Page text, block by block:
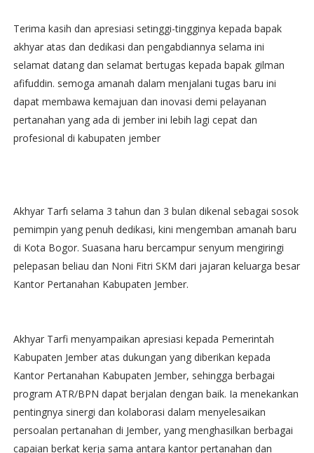
Terima kasih dan apresiasi setinggi-tingginya kepada bapak
akhyar atas dan dedikasi dan pengabdiannya selama ini
selamat datang dan selamat bertugas kepada bapak gilman
afifuddin. semoga amanah dalam menjalani tugas baru ini
dapat membawa kemajuan dan inovasi demi pelayanan
pertanahan yang ada di jember ini lebih lagi cepat dan
profesional di kabupaten jember
Akhyar Tarfı selama 3 tahun dan 3 bulan dikenal sebagai sosok
pemimpin yang penuh dedikasi, kini mengemban amanah baru
di Kota Bogor. Suasana haru bercampur senyum mengiringi
pelepasan beliau dan Noni Fitri SKM dari jajaran keluarga besar
Kantor Pertanahan Kabupaten Jember.
Akhyar Tarfi menyampaikan apresiasi kepada Pemerintah
Kabupaten Jember atas dukungan yang diberikan kepada
Kantor Pertanahan Kabupaten Jember, sehingga berbagai
program ATR/BPN dapat berjalan dengan baik. Ia menekankan
pentingnya sinergi dan kolaborasi dalam menyelesaikan
persoalan pertanahan di Jember, yang menghasilkan berbagai
capaian berkat kerja sama antara kantor pertanahan dan